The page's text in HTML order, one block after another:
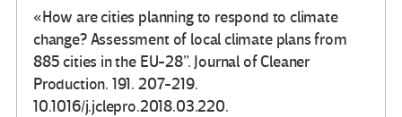
«How are cities planning to respond to climate
change? Assessment of local climate plans from
885 cities in the EU-28”. Journal of Cleaner
Production. 191. 207-219.
10.1016/j.jclepro.2018.03.220.